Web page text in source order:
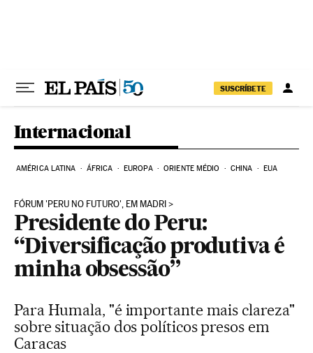
SUSCRÍBETE
Internacional
AMÉRICA LATINA ÁFRICA EUROPA ORIENTE MÉDIO CHINA EUA
FÓRUM 'PERU NO FUTURO', EM MADRI
Presidente do Peru:
“Diversificação produtiva é
minha obsessão”
Para Humala, "é importante mais clareza"
sobre situação dos políticos presos em
Caracas